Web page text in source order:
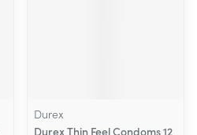
Durex
Durex Thin Feel Condoms 12